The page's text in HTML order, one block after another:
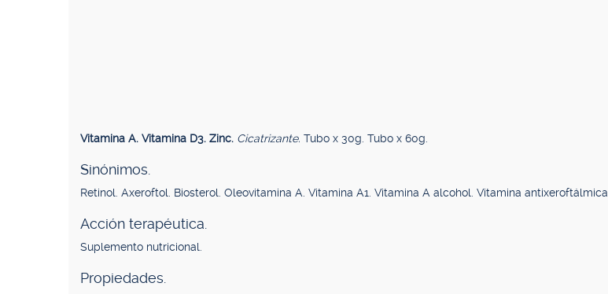
Vitamina A. Vitamina D3. Zinc. Cicatrizante. Tubo x 30g. Tubo x 60g.
Sinónimos.
Retinol. Axeroftol. Biosterol. Oleovitamina A. Vitamina A1. Vitamina A alcohol. Vitamina antixeroftálmica.
Acción terapéutica.
Suplemento nutricional.
Propiedades.